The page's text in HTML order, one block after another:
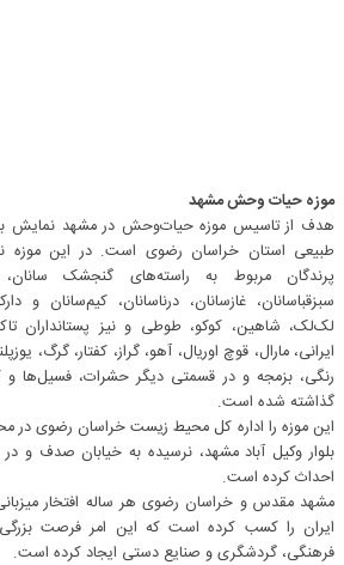
موزه حیات وحش مشهد
هدف از تاسیس موزه حیات‌وحش در مشهد نمایش
طبیعی استان خراسان رضوی است. در این موزه
پرندگان مربوط به راسته‌های گنجشک سانان،
سبزقباسانان، غازسانان، درناسانان، کیم‌سانان و
لک‌لک، شاهین، کوکو، طوطی و نیز پستانداران
ایرانی، مارال، قوچ اوریال، آهو، گراز، کفتار، گرگ،
رنگی، بزمجه و در قسمتی دیگر حشرات، فسیل‌ها و
گذاشته شده است.
این موزه را اداره‌ کل محیط زیست خراسان رضوی در
احداث کرده است.
مشهد مقدس و خراسان رضوی هر ساله افتخار
ایران را کسب کرده است که این امر فرصت
فرهنگی، گردشگری و صنایع دستی ایجاد کرده است.